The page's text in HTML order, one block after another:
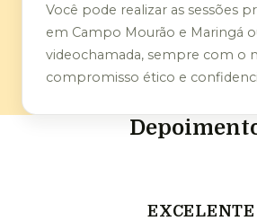
Você pode realizar as sessões
em Campo Mourão e Maringá
videochamada, sempre com o
compromisso ético e
EXCELENTE